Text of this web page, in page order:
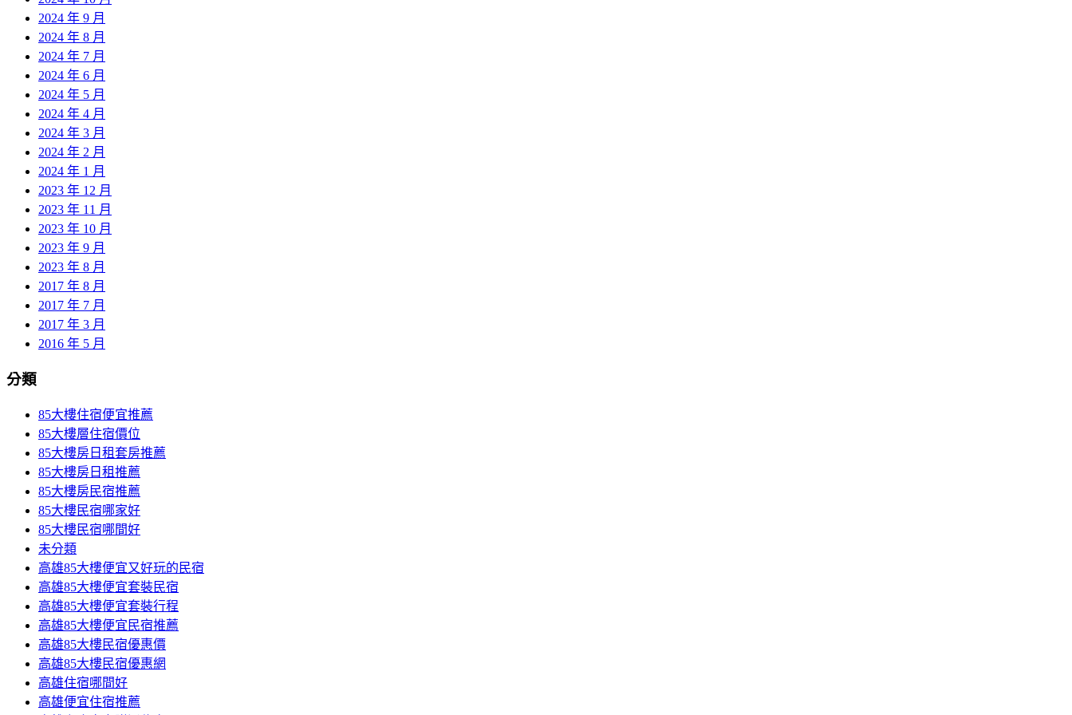
2024 年 9 月
2024 年 8 月
2024 年 7 月
2024 年 6 月
2024 年 5 月
2024 年 4 月
2024 年 3 月
2024 年 2 月
2024 年 1 月
2023 年 12 月
2023 年 11 月
2023 年 10 月
2023 年 9 月
2023 年 8 月
2017 年 8 月
2017 年 7 月
2017 年 3 月
2016 年 5 月
分類
85大樓住宿便宜推薦
85大樓層住宿價位
85大樓房日租套房推薦
85大樓房日租推薦
85大樓房民宿推薦
85大樓民宿哪家好
85大樓民宿哪間好
未分類
高雄85大樓便宜又好玩的民宿
高雄85大樓便宜套裝民宿
高雄85大樓便宜套裝行程
高雄85大樓便宜民宿推薦
高雄85大樓民宿優惠價
高雄85大樓民宿優惠網
高雄住宿哪間好
高雄便宜住宿推薦